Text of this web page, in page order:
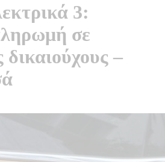
3:
σε
δικαιούχους –